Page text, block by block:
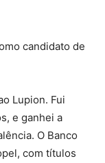
candidato de
Lupion. Fui
e ganhei a
O Banco
com títulos